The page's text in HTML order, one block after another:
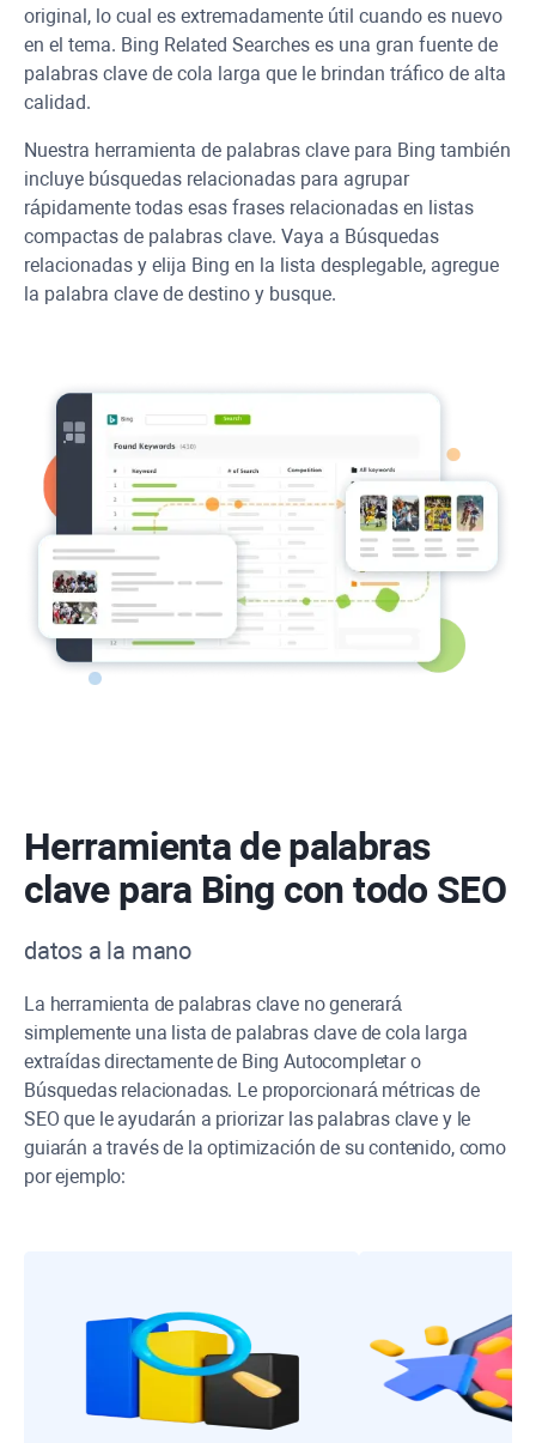
original, lo cual es extremadamente útil cuando es nuevo
en el tema. Bing Related Searches es una gran fuente de
palabras clave de cola larga que le brindan tráfico de alta
calidad.
Nuestra herramienta de palabras clave para Bing también
incluye búsquedas relacionadas para agrupar
rápidamente todas esas frases relacionadas en listas
compactas de palabras clave. Vaya a Búsquedas
relacionadas y elija Bing en la lista desplegable, agregue
la palabra clave de destino y busque.
Herramienta de palabras
clave para Bing con todo SEO
datos a la mano
La herramienta de palabras clave no generará
simplemente una lista de palabras clave de cola larga
extraídas directamente de Bing Autocompletar o
Búsquedas relacionadas. Le proporcionará métricas de
SEO que le ayudarán a priorizar las palabras clave y le
guiarán a través de la optimización de su contenido, como
por ejemplo: